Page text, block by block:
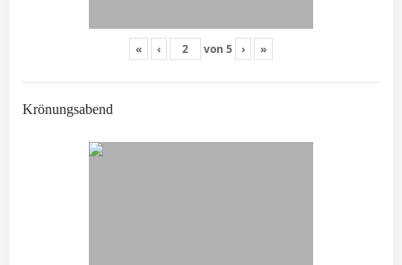
« ‹ von 5 › »
Krönungsabend